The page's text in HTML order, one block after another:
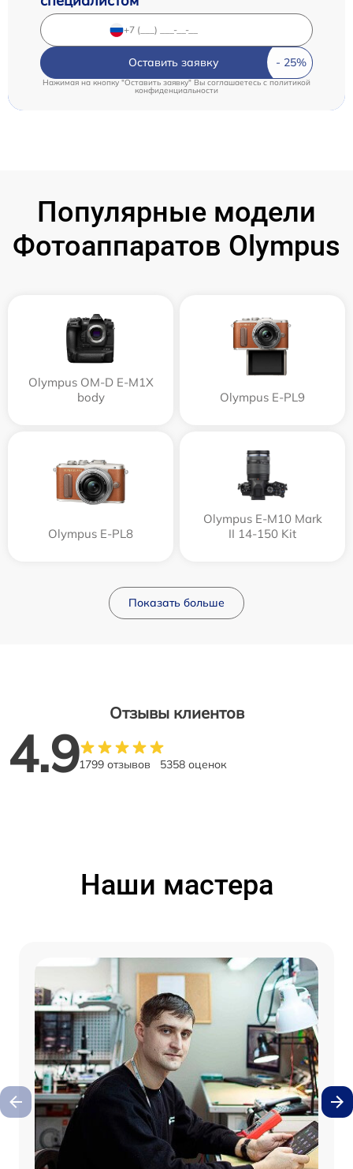
Оставить заявку
Нажимая на кнопку "Оставить заявку" Вы соглашаетесь cполитикой
конфиденциальности
Популярные модели
Фотоаппаратов Olympus
Olympus OM-D E-M1X
body
Olympus E‑PL9
Olympus E-PL8
Olympus E‑M10 Mark
II 14-150 Kit
Показать больше
Отзывы клиентов
4.91799 отзывов 5358 оценок
Наши мастера